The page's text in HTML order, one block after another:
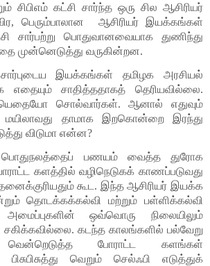
சிபிஎம் கட்சி சார்ந்த ஒரு சில ஆசிரியர்
பெரும்பாலான  ஆசிரியர் இயக்கங்கள்
சார்பற்று பொதுவானவையாக துணிந்து
முன்னெடுத்து வருகின்றன.
இயக்கங்கள் தமிழக அரசியல்
எதையும் சாதித்ததாகத் தெரியவில்லை.
சொல்வார்கள். ஆனால் எதுவும்
தாமாக இறகொன்றை இரந்து
விடுமா என்ன?
பொதுநலத்தைப் பணயம் வைத்த துரோக
களத்தில் வழிநெடுகக் காணப்படுவது
கூட. இந்த ஆசிரியர் இயக்க
தொடக்கக்கல்வி மற்றும் பள்ளிக்கல்வி
அமைப்புகளின் ஒவ்வொரு நிலையிலும்
கடந்த காலங்களில் பல்வேறு
வென்றெடுத்த போராட்ட களங்கள்
வெறும் செல்ஃபி எடுத்துக்